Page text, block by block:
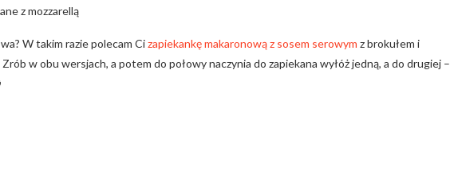
W takim razie polecam Cizapiekankę makaronową z sosem serowym z brokułem i
w obu wersjach, a potem do połowy naczynia do zapiekana wyłóż jedną, a do drugiej –